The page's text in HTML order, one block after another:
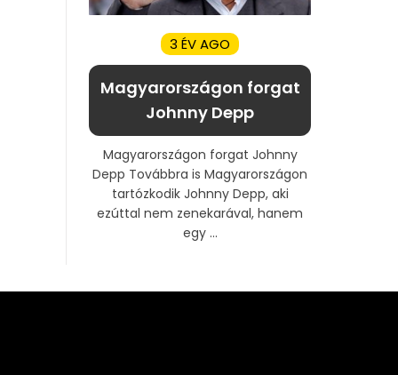
3 ÉV AGO
Magyarországon forgat
Johnny Depp
Magyarországon forgat Johnny
Depp Továbbra is Magyarországon
tartózkodik Johnny Depp, aki
ezúttal nem zenekarával, hanem
egy ...